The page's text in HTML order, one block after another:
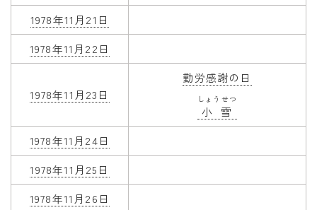
1978年11月21日
1978年11月22日
1978年11月23日
勤労感謝の日
小雪
しょうせつ
1978年11月24日
1978年11月25日
1978年11月26日